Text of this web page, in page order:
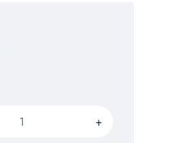
+